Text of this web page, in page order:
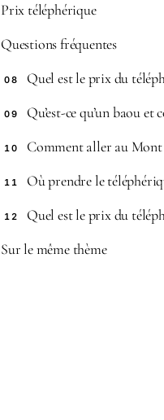
Prix téléphérique
Questions fréquentes
08 Quel est le prix du
09 Qu’est-ce qu’un baou
10 Comment aller au
11 Où prendre le
12 Quel est le prix du
Sur le même thème